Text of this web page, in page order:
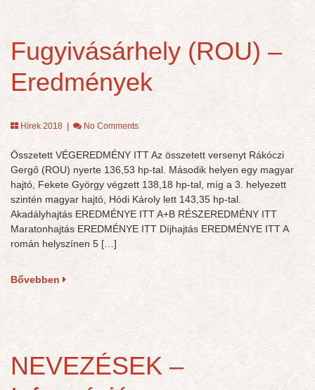
Fugyivásárhely (ROU) –
Eredmények
Hírek 2018 No Comments
Összetett VÉGEREDMÉNY ITT Az összetett versenyt Rákóczi
Gergő (ROU) nyerte 136,53 hp-tal. Második helyen egy magyar
hajtó, Fekete György végzett 138,18 hp-tal, míg a 3. helyezett
szintén magyar hajtó, Hódi Károly lett 143,35 hp-tal.
Akadályhajtás EREDMÉNYE ITT A+B RÉSZEREDMÉNY ITT
Maratonhajtás EREDMÉNYE ITT Díjhajtás EREDMÉNYE ITT A
román helyszínen 5 […]
Bővebben
NEVEZÉSEK –